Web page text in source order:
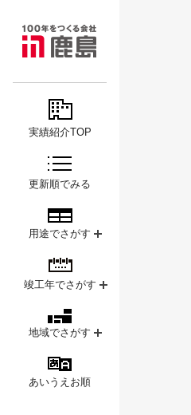
PROJECTS
実績紹介TOP
更新順でみる
用途でさがす
竣工年でさがす
地域でさがす
あいうえお順